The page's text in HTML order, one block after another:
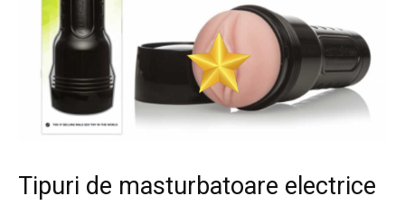
Tipuri de masturbatoare electrice